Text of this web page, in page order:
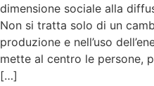
dimensione sociale alla
Non si tratta solo di un
produzione e nell’uso
mette al centro le persone,
[…]